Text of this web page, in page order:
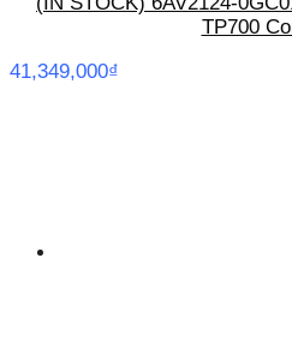
TP700
41,349,000₫